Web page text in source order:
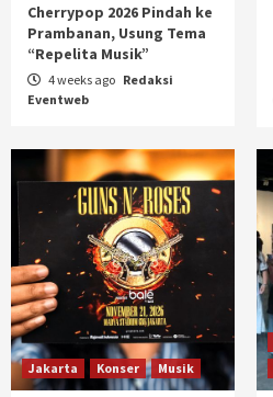
Cherrypop 2026 Pindah ke
Prambanan, Usung Tema
“Repelita Musik”
4 weeks ago Redaksi
Eventweb
Jakarta Konser Musik